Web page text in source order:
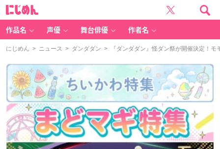
作品名 声優 舞台俳優 作者名
にじめん > ニュース > ダンダダン > 『ダンダダン』怪ダン祭が開催決定！モ